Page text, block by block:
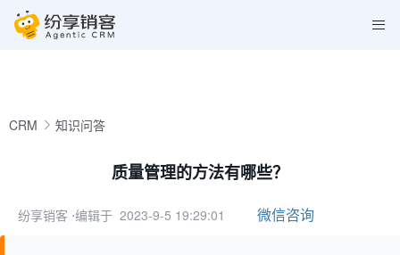
CRM 知识问答
质量管理的方法有哪些？
纷享销客 ⋅编辑于 2023-9-5 19:29:01 微信咨询